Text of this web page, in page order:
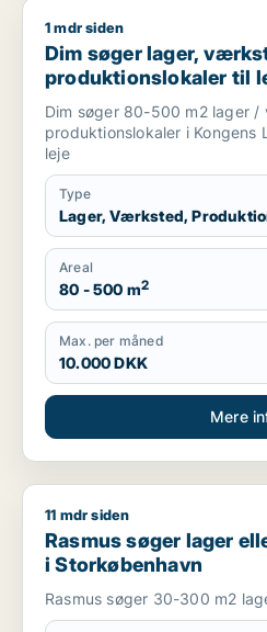
Dim søger lager, værksted
1 mdr siden
Dim søger lager,
produktionslokaler til
Taarbæk eller Holte
Dim søger 80-500 m2 lager
produktionslokaler i Kongens
leje
Type
Lager, Værksted,
Areal
80 - 500 m2
Max. per måned
10.000 DKK
Mere
Rasmus søger lager eller
11 mdr siden
Rasmus søger lager
i Storkøbenhavn
Rasmus søger 30-300 m2